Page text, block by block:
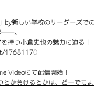
by新しい学校のリーダーズで
――。
持つ小倉史也の魅力に迫る！
17681170
Videoにて配信開始！
とか負けるとかは、どーでも